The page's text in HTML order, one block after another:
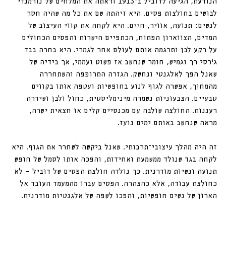
הנודעת, הגיעה לדוביל ב־1913 וראתה את המלחים של נורמנדי
לבושים בחולצות פסים. היא זיהתה שם את כל מה שהיה חסר
לנשים: תנועה, אוויר, חיים. היא לקחה את קווי העיצוב של
המדים, הצווארון הפתוח, הכתפיים הישרות והפסים הכחולים
על רקע לבן ותרגמה אותם לעולם אחר לגמרי. היא בחרה בבד
ג׳רסי רך וגמיש, חומר שנחשב אז פשוט ועממי, אך בידיה של
שאנל הפך לאלגנטי ונחשק. הגזרה התרופפה והשתחררה
מהמחוך, אפשרה לגוף לנוע בחופשיות ועטפה אותו בקווים
טבעיים. הצבעוניות נשמרה מינימליסטית, כחול ולבן ושידרה
רעננות. החולצה שולבה עם מכנסיים קלים או חצאית ישרה,
מראה שנחשב באותם ימים נועז.
זה היה מהלך עיצובי־תרבותי. שאנל ביקשה לשחרר את הגוף. היא
לקחה בגד שנולד ממשמעת ואחידות, והפכה אותו לסמל של חופש
תנועה ונשיות מודרנית. כך נולדה חולצת הפסים של דוביל – לא
כחולצת עבודה, אלא כהצהרה. הפסים עברו מהמעמד העובד אל
הארון של נשים חופשיות, והפכו לשפה של אלגנטיות מודרנית.